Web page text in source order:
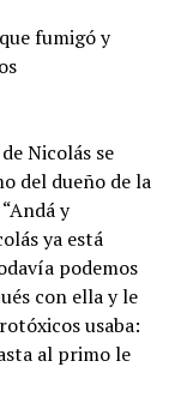
Nicolás se
del dueño de la
y
ya está
podemos
con ella y le
usaba:
al primo le